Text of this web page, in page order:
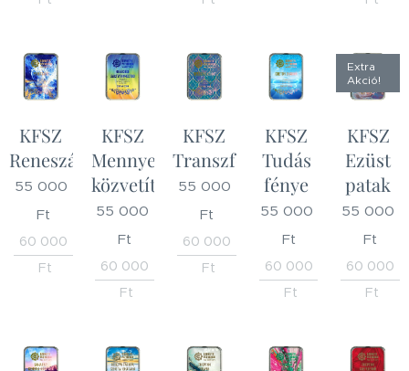
KFSZ
Reneszánsz
55 000
Ft
60 000
Ft
KFSZ
Mennyei
közvetítés
55 000
Ft
60 000
Ft
KFSZ
Transzformáció
55 000
Ft
60 000
Ft
KFSZ
Tudás
fénye
55 000
Ft
60 000
Ft
KFSZ
Ezüst
patak
Extra
Akció!
55 000
Ft
60 000
Ft